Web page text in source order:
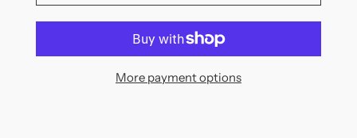
More payment options